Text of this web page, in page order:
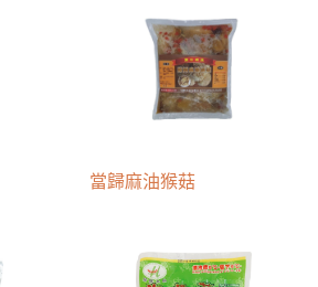
當歸麻油猴菇